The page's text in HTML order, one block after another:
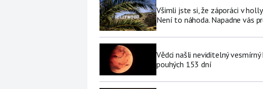
Všimli jste si, že záporáci v
Není to náhoda. Napadne vás
Vědci našli neviditelný
pouhých 153 dní